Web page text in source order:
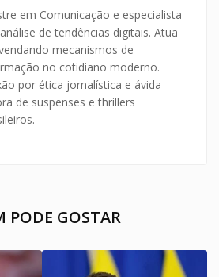
em Comunicação e especialista
de tendências digitais. Atua
mecanismos de
no cotidiano moderno.
por ética jornalística e ávida
de suspenses e thrillers
PODE GOSTAR